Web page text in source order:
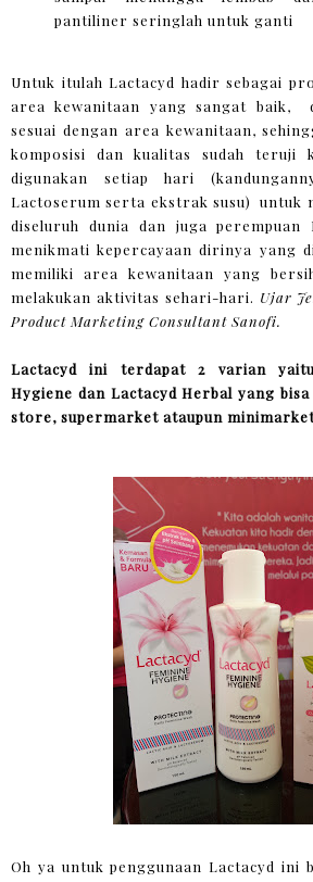
pantiliner seringlah untuk ganti
Untuk itulah Lactacyd hadir sebagai
area kewanitaan yang sangat baik,
sesuai dengan area kewanitaan,
komposisi dan kualitas sudah teruji
digunakan setiap hari
Lactoserum serta ekstrak susu) untuk
diseluruh dunia dan juga perempuan
menikmati kepercayaan dirinya yang
memiliki area kewanitaan yang
melakukan aktivitas sehari-hari. Ujar
Product Marketing Consultant Sanofi.
Lactacyd ini terdapat 2 varian
Hygiene dan Lactacyd Herbal yang
store, supermarket ataupun
Oh ya untuk penggunaan Lactacyd ini